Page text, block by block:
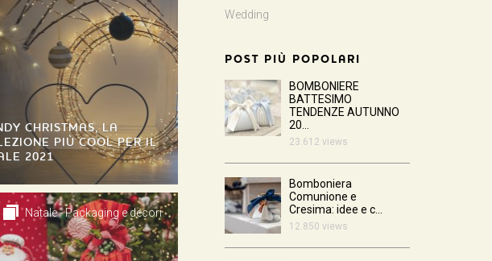
CHRISTMAS, LA
PIÙ COOL PER IL
2021
Natale - Packaging e decori
Wedding
POST PIÙ POPOLARI
BOMBONIERE
BATTESIMO
TENDENZE AUTUNNO
20...
23.612 views
Bomboniera
Comunione e
Cresima: idee e c...
12.850 views